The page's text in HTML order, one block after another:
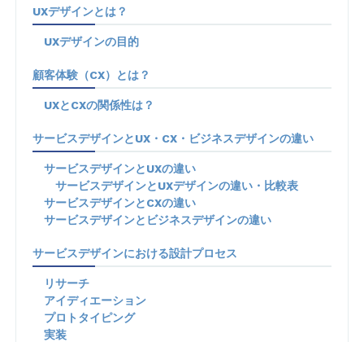
UXデザインとは？
UXデザインの目的
顧客体験（CX）とは？
UXとCXの関係性は？
サービスデザインとUX・CX・ビジネスデザインの違い
サービスデザインとUXの違い
サービスデザインとUXデザインの違い・比較表
サービスデザインとCXの違い
サービスデザインとビジネスデザインの違い
サービスデザインにおける設計プロセス
リサーチ
アイディエーション
プロトタイピング
実装